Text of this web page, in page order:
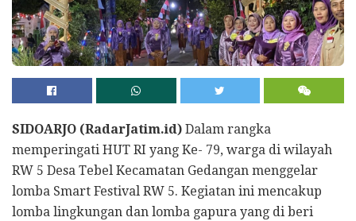
SIDOARJO (RadarJatim.id) Dalam rangka
memperingati HUT RI yang Ke- 79, warga di wilayah
RW 5 Desa Tebel Kecamatan Gedangan menggelar
lomba Smart Festival RW 5. Kegiatan ini mencakup
lomba lingkungan dan lomba gapura yang di beri